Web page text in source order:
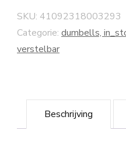
SKU: 41092318003293
Categorie: dumbells,
verstelbar
Beschrijving